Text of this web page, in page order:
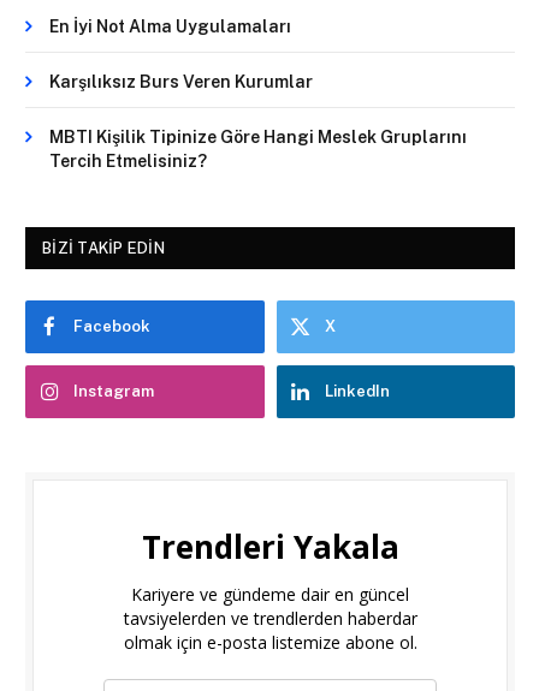
En İyi Not Alma Uygulamaları
Karşılıksız Burs Veren Kurumlar
MBTI Kişilik Tipinize Göre Hangi Meslek Gruplarını
Tercih Etmelisiniz?
BIZI TAKIP EDIN
Facebook X
Instagram LinkedIn
Trendleri Yakala
Kariyere ve gündeme dair en güncel
tavsiyelerden ve trendlerden haberdar
olmak için e-posta listemize abone ol.